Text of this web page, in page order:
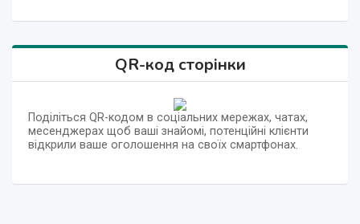
QR-код сторінки
Поділіться QR-кодом в соціальних мережах, чатах,
месенджерах щоб ваші знайомі, потенційні клієнти
відкрили ваше оголошення на своїх смартфонах.